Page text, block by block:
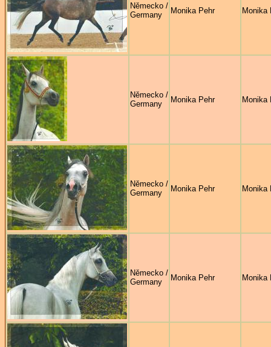
Německo /
Germany
Monika Pehr Monika
Německo /
Germany
Monika Pehr Monika
Německo /
Germany
Monika Pehr Monika
Německo /
Germany
Monika Pehr Monika